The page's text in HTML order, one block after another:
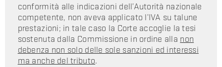
conformità alle indicazioni dell’Autorità nazionale
competente, non aveva applicato l’IVA su talune
prestazioni; in tale caso la Corte accoglie la tesi
sostenuta dalla Commissione in ordine alla non
debenza non solo delle sole sanzioni ed interessi
ma anche del tributo.